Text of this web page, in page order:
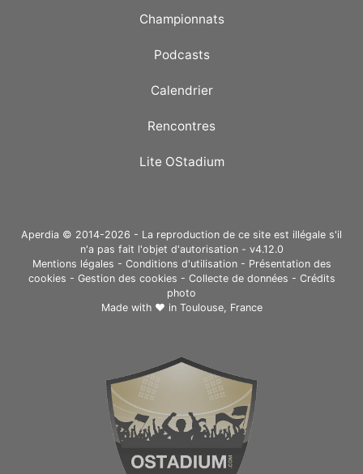
Championnats
Podcasts
Calendrier
Rencontres
Lite OStadium
Aperdia © 2014-2026 - La reproduction de ce site est illégale s'il
n'a pas fait l'objet d'autorisation - v4.12.0
Mentions légales - Conditions d'utilisation- Présentation des
cookies - Gestion des cookies - Collecte de données - Crédits
photo
Made with ❤ in Toulouse, France